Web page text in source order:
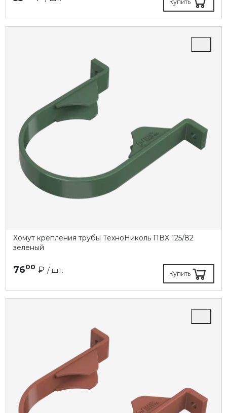
Купить
Хомут крепления трубы ТехноНиколь ПВХ 125/82
зеленый
7600 ₽ / шт. Купить